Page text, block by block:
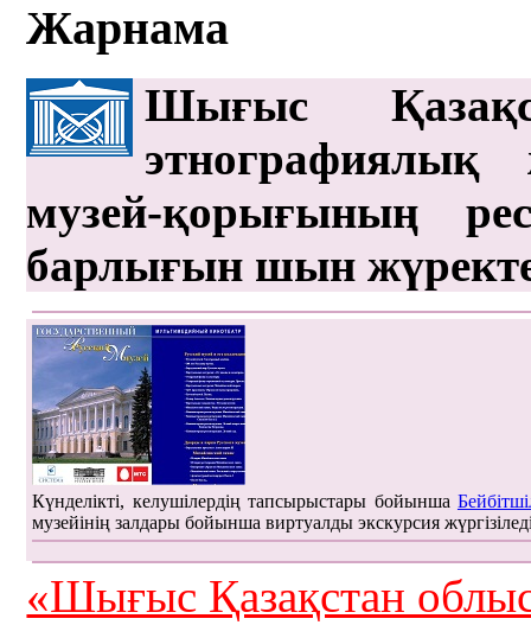
Жарнама
Шығыс
этнографиялық
музей-қорығының
барлығын шын
Күнделікті, келушілердің тапсырыстары бойынша
музейінің залдары бойынша виртуалды экскурсия
«Шығыс Қазақстан